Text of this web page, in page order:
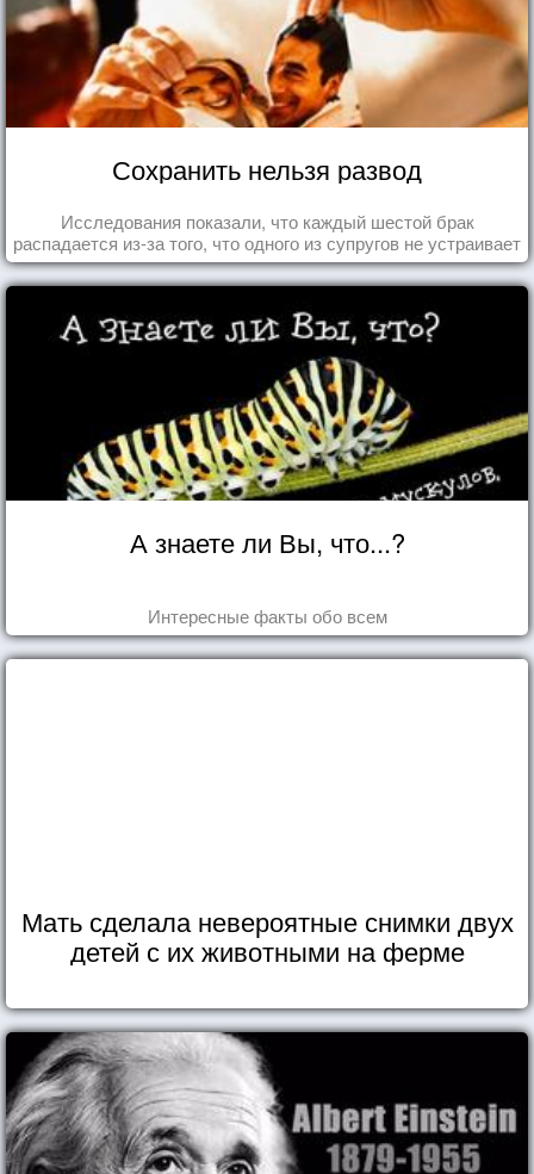
Сохранить нельзя развод
Исследования показали, что каждый шестой брак
распадается из-за того, что одного из супругов не устраивает
та роль, которая выпала ему в семье.
А знаете ли Вы, что...?
Интересные факты обо всем
Мать сделала невероятные снимки двух
детей с их животными на ферме